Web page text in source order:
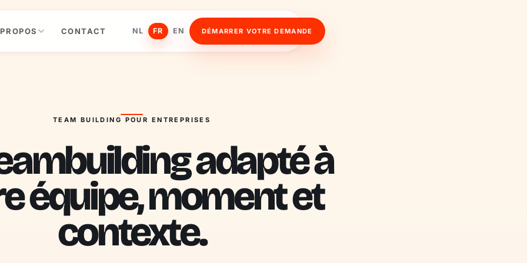
CONTACT NL FR EN DÉMARRER VOTRE DEMANDE
TEAM BUILDING POUR ENTREPRISES
adapté à
équipe, moment et
contexte.